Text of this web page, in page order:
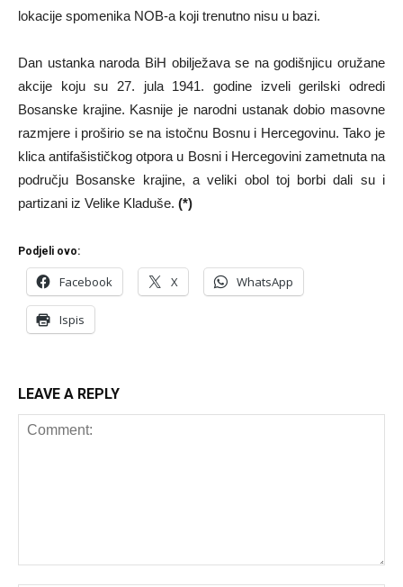
lokacije spomenika NOB-a koji trenutno nisu u bazi.
Dan ustanka naroda BiH obilježava se na godišnjicu oružane
akcije koju su 27. jula 1941. godine izveli gerilski odredi
Bosanske krajine. Kasnije je narodni ustanak dobio masovne
razmjere i proširio se na istočnu Bosnu i Hercegovinu. Tako je
klica antifašističkog otpora u Bosni i Hercegovini zametnuta na
području Bosanske krajine, a veliki obol toj borbi dali su i
partizani iz Velike Kladuše. (*)
Podjeli ovo:
Facebook X WhatsApp
Ispis
LEAVE A REPLY